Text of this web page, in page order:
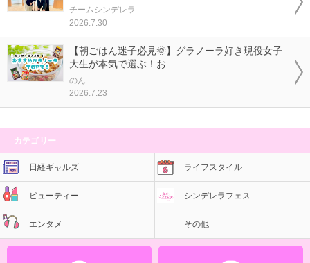
チームシンデレラ
2026.7.30
【朝ごはん迷子必見🌞】グラノーラ好き現役女子
大生が本気で選ぶ！お...
のん
2026.7.23
カテゴリー
日経ギャルズ ライフスタイル
ビューティー シンデレラフェス
エンタメ その他